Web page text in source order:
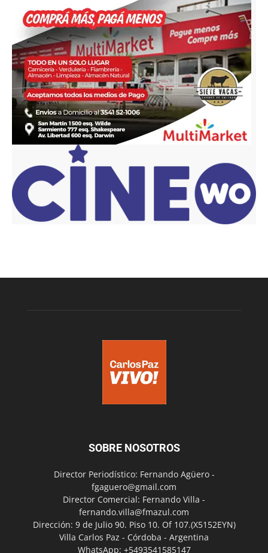
SOBRE NOSOTROS
Director Periodístico: Fernando Agüero -
fgaguero@gmail.com
Director Comercial: Fernando Villa -
fernando.villa@fmazul.com
Dirección: 9 de Julio 90. Piso 10. Of 107.(X5152EYN)
Villa Carlos Paz - Córdoba - Argentina
WhatsApp: +5493541585147